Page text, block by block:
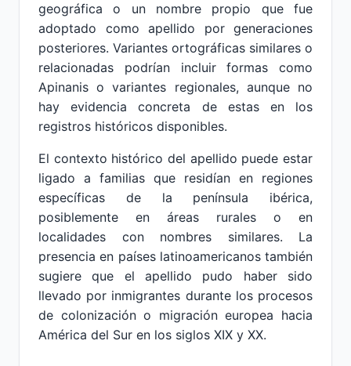
geográfica o un nombre propio que fue
adoptado como apellido por generaciones
posteriores. Variantes ortográficas similares o
relacionadas podrían incluir formas como
Apinanis o variantes regionales, aunque no
hay evidencia concreta de estas en los
registros históricos disponibles.
El contexto histórico del apellido puede estar
ligado a familias que residían en regiones
específicas de la península ibérica,
posiblemente en áreas rurales o en
localidades con nombres similares. La
presencia en países latinoamericanos también
sugiere que el apellido pudo haber sido
llevado por inmigrantes durante los procesos
de colonización o migración europea hacia
América del Sur en los siglos XIX y XX.